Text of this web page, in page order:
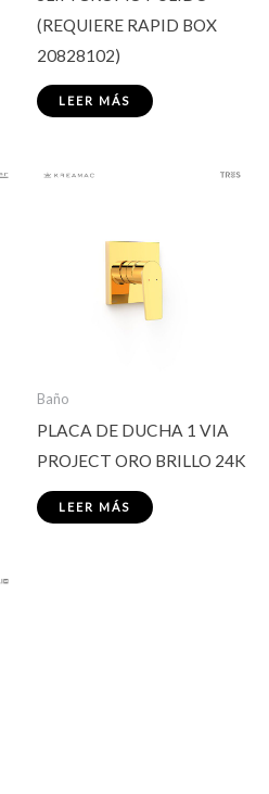
(REQUIERE RAPID BOX
20828102)
LEER MÁS
Baño
PLACA DE DUCHA 1 VIA
PROJECT ORO BRILLO 24K
LEER MÁS